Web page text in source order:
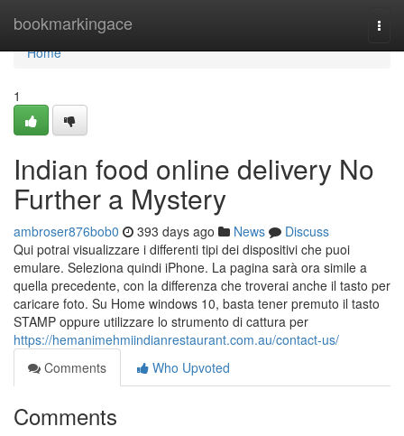
bookmarkingace
Home
Home
1
Indian food online delivery No
Further a Mystery
ambroser876bob0 393 days ago News
Discuss
Qui potrai visualizzare i differenti tipi dei dispositivi che puoi
emulare. Seleziona quindi iPhone. La pagina sarà ora simile a
quella precedente, con la differenza che troverai anche il tasto per
caricare foto. Su Home windows 10, basta tener premuto il tasto
STAMP oppure utilizzare lo strumento di cattura per
https://hemanimehmiindianrestaurant.com.au/contact-us/
Comments
Who Upvoted
Comments